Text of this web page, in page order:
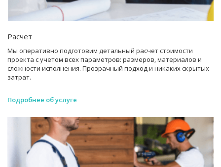
Расчет
Мы оперативно подготовим детальный расчет стоимости
проекта с учетом всех параметров: размеров, материалов и
сложности исполнения. Прозрачный подход и никаких скрытых
затрат.
Подробнее об услуге